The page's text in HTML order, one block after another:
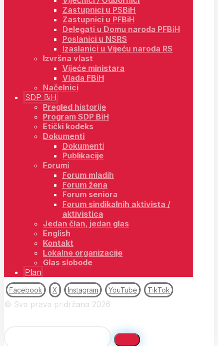
Zastupnici u PSBiH
Zastupnici u PFBiH
Delegati u Domu naroda PFBiH
Poslanici u NSRS
Izaslanici u Vijeću naroda RS
Izvršna vlast
Vijeće ministara
Vlada FBiH
Načelnici
SDP BiH
Pregled historije
Program SDP BiH
Etički kodeks
Dokumenti
Dokumenti
Publikacije
Forumi
Forum mladih
Forum žena
Forum seniora
Forum sindikalnih aktivista /
aktivistica
Jedan član, jedan glas
English
Kontakt
Lokalne organizacije
Glas slobode
Plan
Facebook X Instagram YouTube TikTok
© Sva prava pridržana 2026